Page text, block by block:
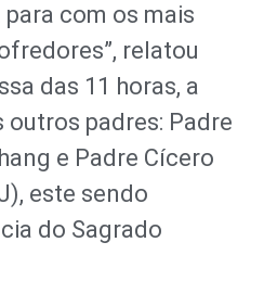
com os mais
relatou
das 11 horas, a
padres: Padre
e Padre Cícero
este sendo
do Sagrado